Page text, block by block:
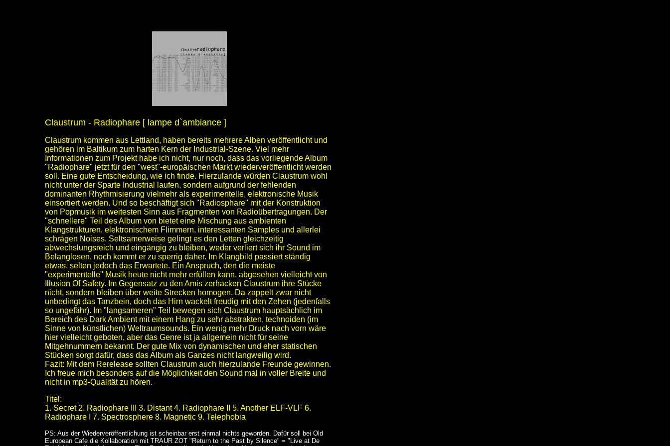
Claustrum - Radiophare [ lampe d`ambiance ]
Claustrum kommen aus Lettland, haben bereits mehrere Alben veröffentlicht und
gehören im Baltikum zum harten Kern der Industrial-Szene. Viel mehr
Informationen zum Projekt habe ich nicht, nur noch, dass das vorliegende Album
"Radiophare" jetzt für den "west"-europäischen Markt wiederveröffentlicht werden
soll. Eine gute Entscheidung, wie ich finde. Hierzulande würden Claustrum wohl
nicht unter der Sparte Industrial laufen, sondern aufgrund der fehlenden
dominanten Rhythmisierung vielmehr als experimentelle, elektronische Musik
einsortiert werden. Und so beschäftigt sich "Radiosphare" mit der Konstruktion
von Popmusik im weitesten Sinn aus Fragmenten von Radioübertragungen. Der
"schnellere" Teil des Album von bietet eine Mischung aus ambienten
Klangstrukturen, elektronischem Flimmern, interessanten Samples und allerlei
schrägen Noises. Seltsamerweise gelingt es den Letten gleichzeitig
abwechslungsreich und eingängig zu bleiben, weder verliert sich ihr Sound im
Belanglosen, noch kommt er zu sperrig daher. Im Klangbild passiert ständig
etwas, selten jedoch das Erwartete. Ein Anspruch, den die meiste
"experimentelle" Musik heute nicht mehr erfüllen kann, abgesehen vielleicht von
Illusion Of Safety. Im Gegensatz zu den Amis zerhacken Claustrum ihre Stücke
nicht, sondern bleiben über weite Strecken homogen. Da zappelt zwar nicht
unbedingt das Tanzbein, doch das Hirn wackelt freudig mit den Zehen (jedenfalls
so ungefähr). Im "langsameren" Teil bewegen sich Claustrum hauptsächlich im
Bereich des Dark Ambient mit einem Hang zu sehr abstrakten, technoiden (im
Sinne von künstlichen) Weltraumsounds. Ein wenig mehr Druck nach vorn wäre
hier vielleicht geboten, aber das Genre ist ja allgemein nicht für seine
Mitgehnummern bekannt. Der gute Mix von dynamischen und eher statischen
Stücken sorgt dafür, dass das Album als Ganzes nicht langweilig wird.
Fazit: Mit dem Rerelease sollten Claustrum auch hierzulande Freunde gewinnen.
Ich freue mich besonders auf die Möglichkeit den Sound mal in voller Breite und
nicht in mp3-Qualität zu hören.
Titel:
1. Secret 2. Radiophare III 3. Distant 4. Radiophare II 5. Another ELF-VLF 6.
Radiophare I 7. Spectrosphere 8. Magnetic 9. Telephobia
PS: Aus der Wiederveröffentlichung ist scheinbar erst einmal nichts geworden. Dafür soll bei Old
European Cafe die Kollaboration mit TRAUR ZOT "Return to the Past by Silence" = "Live at De